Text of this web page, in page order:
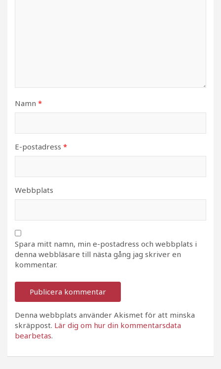
Namn *
E-postadress *
Webbplats
Spara mitt namn, min e-postadress och webbplats i
denna webbläsare till nästa gång jag skriver en
kommentar.
Denna webbplats använder Akismet för att minska
skräppost. Lär dig om hur din kommentarsdata
bearbetas.